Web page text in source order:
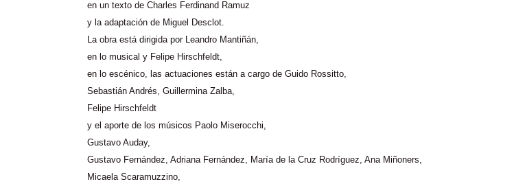
en un texto de Charles Ferdinand Ramuz
y la adaptación de Miguel Desclot.
La obra está dirigida por Leandro Mantiñán,
en lo musical y Felipe Hirschfeldt,
en lo escénico, las actuaciones están a cargo de Guido Rossitto,
Sebastián Andrés, Guillermina Zalba,
Felipe Hirschfeldt
y el aporte de los músicos Paolo Miserocchi,
Gustavo Auday,
Gustavo Fernández, Adriana Fernández, María de la Cruz Rodríguez, Ana Miñoners,
Micaela Scaramuzzino,